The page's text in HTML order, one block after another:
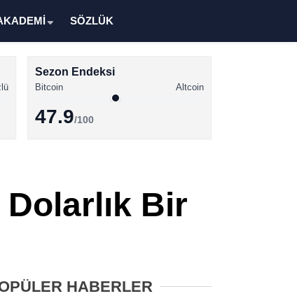
Altcoin Haberleri
XRP Haberleri
SÖZLÜK
Sezon Endeksi
Bitcoin Altcoin
47.9/100
Bir
HABERLER